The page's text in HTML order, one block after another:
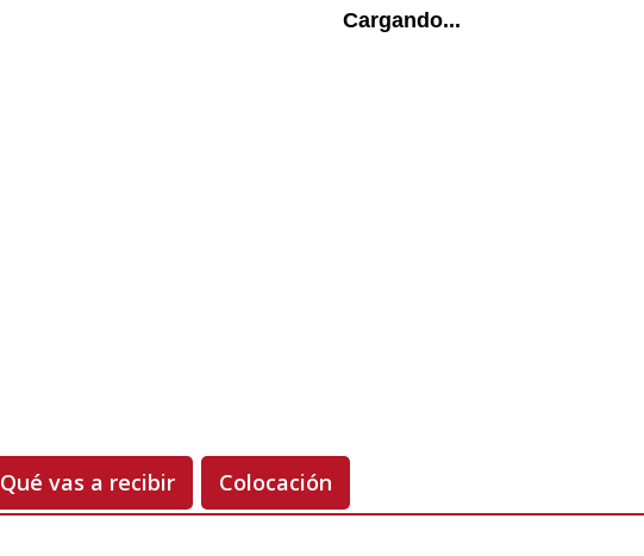
Cargando...
Qué vas a recibir Colocación